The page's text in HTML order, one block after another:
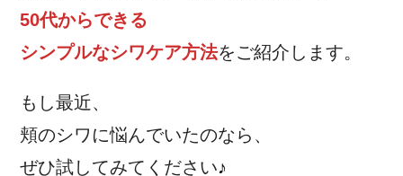
50代からできる
シンプルなシワケア方法をご紹介します。
もし最近、
頬のシワに悩んでいたのなら、
ぜひ試してみてください♪